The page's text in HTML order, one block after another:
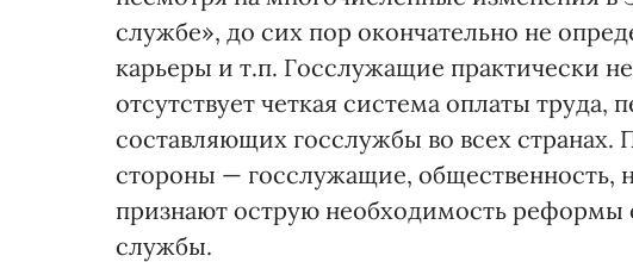
службе», до сих пор окончательно не
карьеры и т.п. Госслужащие практически
отсутствует четкая система оплаты труда,
составляющих госслужбы во всех странах.
стороны — госслужащие, общественность,
признают острую необходимость реформы
службы.